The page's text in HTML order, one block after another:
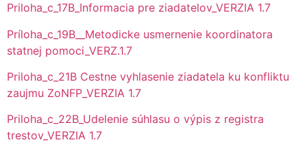
Priloha_c_17B_Informacia pre ziadatelov_VERZIA 1.7
Príloha_c_19B__Metodicke usmernenie koordinatora
statnej pomoci_VERZ.1.7
Priloha_c_21B Cestne vyhlasenie ziadatela ku konfliktu
zaujmu ZoNFP_VERZIA 1.7
Priloha_c_22B_Udelenie súhlasu o výpis z registra
trestov_VERZIA 1.7